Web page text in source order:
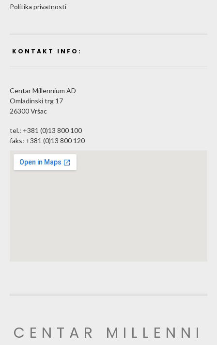
Politika privatnosti
KONTAKT INFO:
Centar Millennium AD
Omladinski trg 17
26300 Vršac
tel.: +381 (0)13 800 100
faks: +381 (0)13 800 120
CENTAR MILLENNI